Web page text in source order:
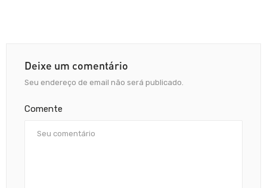
Deixe um comentário
Seu endereço de email não será publicado.
Comente